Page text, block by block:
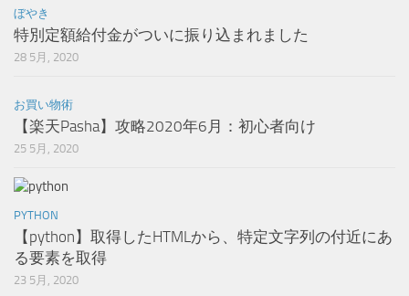
ぼやき
特別定額給付金がついに振り込まれました
28 5月, 2020
お買い物術
【楽天Pasha】攻略2020年6月：初心者向け
25 5月, 2020
PYTHON
【python】取得したHTMLから、特定文字列の付近にあ
る要素を取得
23 5月, 2020